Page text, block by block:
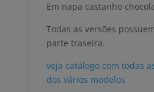
Em napa castanho
Todas as versões
parte traseira.
veja catálogo com todas
dos vários modelos